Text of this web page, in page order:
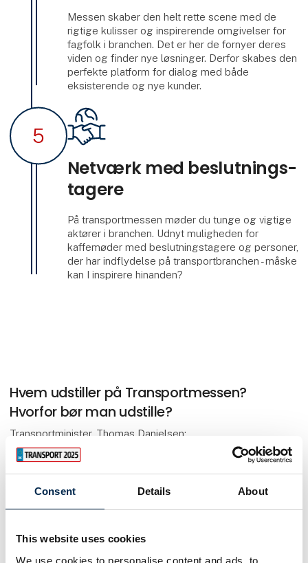
Consent Details About
This website uses cookies
We use cookies to personalise content and ads, to
Messen skaber den helt rette scene med de
rigtige kulisser og inspirerende omgivelser for
fagfolk i branchen. Det er her de fornyer deres
viden og finder nye løsninger. Derfor skabes den
perfekte platform for dialog med både
eksisterende og nye kunder.
5
Netværk med beslut­nings­
tagere
På transportmessen møder du tunge og vigtige
aktører i branchen. Udnyt muligheden for
kaffemøder med beslutningstagere og personer,
der har indflydelse på transportbranchen - måske
kan I inspirere hinanden?
Hvem udstiller på Transportmessen?
Hvorfor bør man udstille?
Transportminister, Thomas Danielsen;
John Skovrup, formand, ITD;
Joakim Nilsson, servicemarkedsdirektør, Volvo;
Per Mikkelsen, salgsdirektør, VBG;
Kim Aaskov, adm. direktør, Wielton;
Frank Davidsen, underdirektør, DTL;
Steffen Müller, salgschef, Hessel Trucks,